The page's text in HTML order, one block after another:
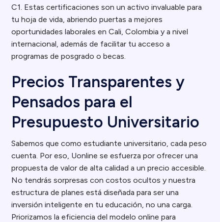
C1. Estas certificaciones son un activo invaluable para
tu hoja de vida, abriendo puertas a mejores
oportunidades laborales en Cali, Colombia y a nivel
internacional, además de facilitar tu acceso a
programas de posgrado o becas.
Precios Transparentes y
Pensados para el
Presupuesto Universitario
Sabemos que como estudiante universitario, cada peso
cuenta. Por eso, Uonline se esfuerza por ofrecer una
propuesta de valor de alta calidad a un precio accesible.
No tendrás sorpresas con costos ocultos y nuestra
estructura de planes está diseñada para ser una
inversión inteligente en tu educación, no una carga.
Priorizamos la eficiencia del modelo online para